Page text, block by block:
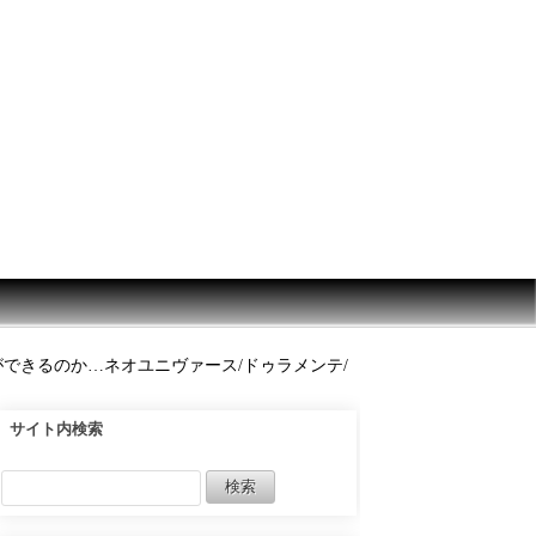
きるのか…ネオユニヴァース/ドゥラメンテ/
サイト内検索